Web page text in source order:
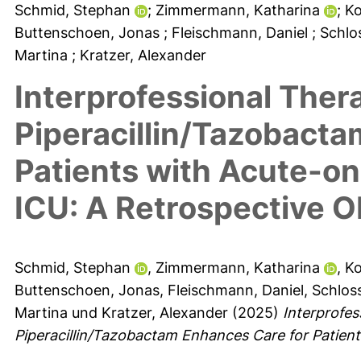
Schmid, Stephan ; Zimmermann, Katharina
;
Buttenschoen, Jonas ; Fleischmann, Daniel ;
Martina ; Kratzer, Alexander
Interprofessional
Piperacillin/
Patients with Acute-
ICU: A Retrospective
Schmid, Stephan , Zimmermann, Katharina ,
Buttenschoen, Jonas, Fleischmann, Daniel,
Martina und Kratzer, Alexander (2025)
Piperacillin/Tazobactam Enhances Care for